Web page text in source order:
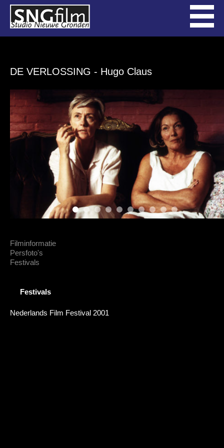
DE VERLOSSING - Hugo Claus
Filminformatie
Persfoto's
Festivals
Festivals
Nederlands Film Festival 2001